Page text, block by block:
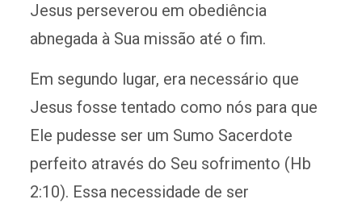
Jesus perseverou em obediência
abnegada à Sua missão até o fim.
Em segundo lugar, era necessário que
Jesus fosse tentado como nós para que
Ele pudesse ser um Sumo Sacerdote
perfeito através do Seu sofrimento (Hb
2:10). Essa necessidade de ser